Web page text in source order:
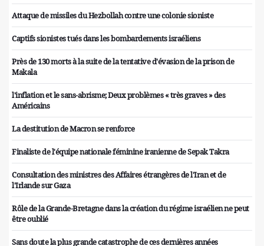
Attaque de missiles du Hezbollah contre une colonie sioniste
Captifs sionistes tués dans les bombardements israéliens
Près de 130 morts à la suite de la tentative d'évasion de la prison de
Makala
l'inflation et le sans-abrisme; Deux problèmes « très graves » des
Américains
La destitution de Macron se renforce
Finaliste de l'équipe nationale féminine iranienne de Sepak Takra
Consultation des ministres des Affaires étrangères de l'Iran et de
l'Irlande sur Gaza
Rôle de la Grande-Bretagne dans la création du régime israélien ne peut
être oublié
Sans doute la plus grande catastrophe de ces dernières années